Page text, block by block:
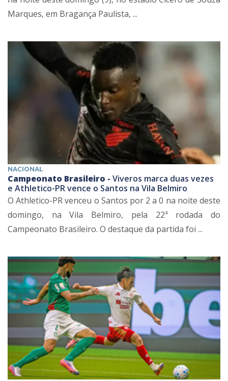
Marques, em Bragança Paulista, ...
NACIONAL
Campeonato Brasileiro - Viveros marca duas vezes
e Athletico-PR vence o Santos na Vila Belmiro
O Athletico-PR venceu o Santos por 2 a 0 na noite deste
domingo, na Vila Belmiro, pela 22ª rodada do
Campeonato Brasileiro. O destaque da partida foi ...